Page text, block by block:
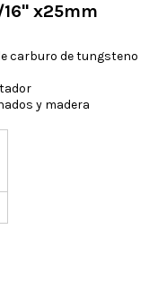
x25mm
carburo de tungsteno
y madera